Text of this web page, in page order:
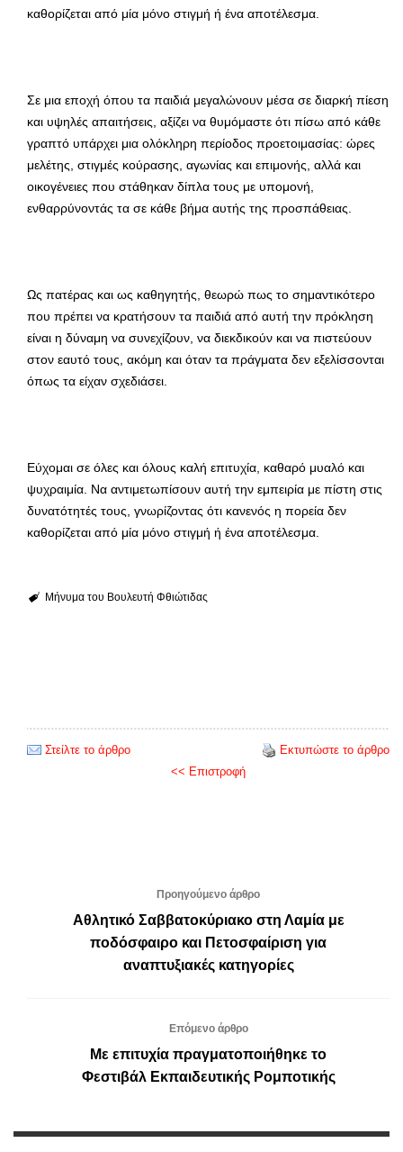
καθορίζεται από μία μόνο στιγμή ή ένα αποτέλεσμα.
Σε μια εποχή όπου τα παιδιά μεγαλώνουν μέσα σε διαρκή πίεση
και υψηλές απαιτήσεις, αξίζει να θυμόμαστε ότι πίσω από κάθε
γραπτό υπάρχει μια ολόκληρη περίοδος προετοιμασίας: ώρες
μελέτης, στιγμές κούρασης, αγωνίας και επιμονής, αλλά και
οικογένειες που στάθηκαν δίπλα τους με υπομονή,
ενθαρρύνοντάς τα σε κάθε βήμα αυτής της προσπάθειας.
Ως πατέρας και ως καθηγητής, θεωρώ πως το σημαντικότερο
που πρέπει να κρατήσουν τα παιδιά από αυτή την πρόκληση
είναι η δύναμη να συνεχίζουν, να διεκδικούν και να πιστεύουν
στον εαυτό τους, ακόμη και όταν τα πράγματα δεν εξελίσσονται
όπως τα είχαν σχεδιάσει.
Εύχομαι σε όλες και όλους καλή επιτυχία, καθαρό μυαλό και
ψυχραιμία. Να αντιμετωπίσουν αυτή την εμπειρία με πίστη στις
δυνατότητές τους, γνωρίζοντας ότι κανενός η πορεία δεν
καθορίζεται από μία μόνο στιγμή ή ένα αποτέλεσμα.
Μήνυμα του Βουλευτή Φθιώτιδας
Στείλτε το άρθρο
Εκτυπώστε το άρθρο
<< Επιστροφή
Προηγούμενο άρθρο
Αθλητικό Σαββατοκύριακο στη Λαμία με
ποδόσφαιρο και Πετοσφαίριση για
αναπτυξιακές κατηγορίες
Επόμενο άρθρο
Με επιτυχία πραγματοποιήθηκε το
Φεστιβάλ Εκπαιδευτικής Ρομποτικής